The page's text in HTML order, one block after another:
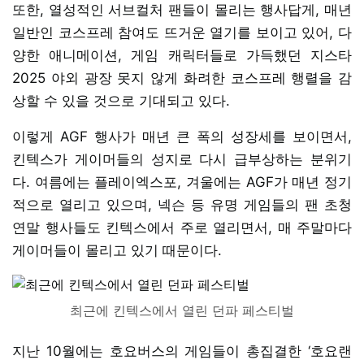
또한, 열성적인 서브컬처 팬들이 몰리는 행사답게, 매년
일반인 코스프레 참여도 뜨거운 열기를 보이고 있어, 다
양한 애니메이션, 게임 캐릭터들로 가득했던 지스타
2025 야외 광장 못지 않게 화려한 코스프레 행렬을 감
상할 수 있을 것으로 기대되고 있다.
이렇게 AGF 행사가 매년 큰 폭의 성장세를 보이면서,
킨텍스가 게이머들의 성지로 다시 급부상하는 분위기
다. 여름에는 플레이엑스포, 겨울에는 AGF가 매년 정기
적으로 열리고 있으며, 넥슨 등 유명 게임들의 팬 초청
연말 행사들도 킨텍스에서 주로 열리면서, 매 주말마다
게이머들이 몰리고 있기 때문이다.
최근에 킨텍스에서 열린 던파 페스티벌
지난 10월에는 호요버스의 게임들이 총집결한 ‘호요랜